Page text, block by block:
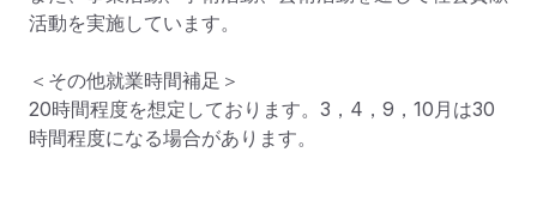
活動を実施しています。
＜その他就業時間補足＞
20時間程度を想定しております。3，4，9，10月は30
時間程度になる場合があります。